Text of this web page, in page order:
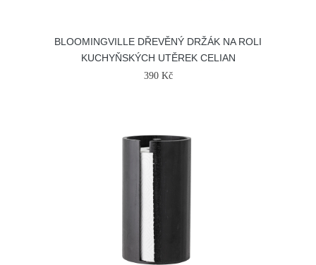
BLOOMINGVILLE DŘEVĚNÝ DRŽÁK NA ROLI
KUCHYŇSKÝCH UTĚREK CELIAN
390 Kč